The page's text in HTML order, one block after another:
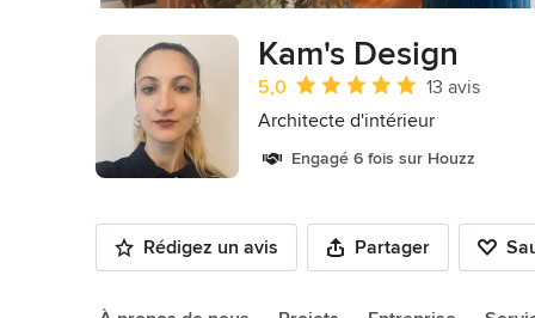
Kam's Design
Note moyenne : 5 étoiles sur 5
5,0
13 avis
Architecte d'intérieur
Engagé 6 fois sur Houzz
Rédigez un avis Partager